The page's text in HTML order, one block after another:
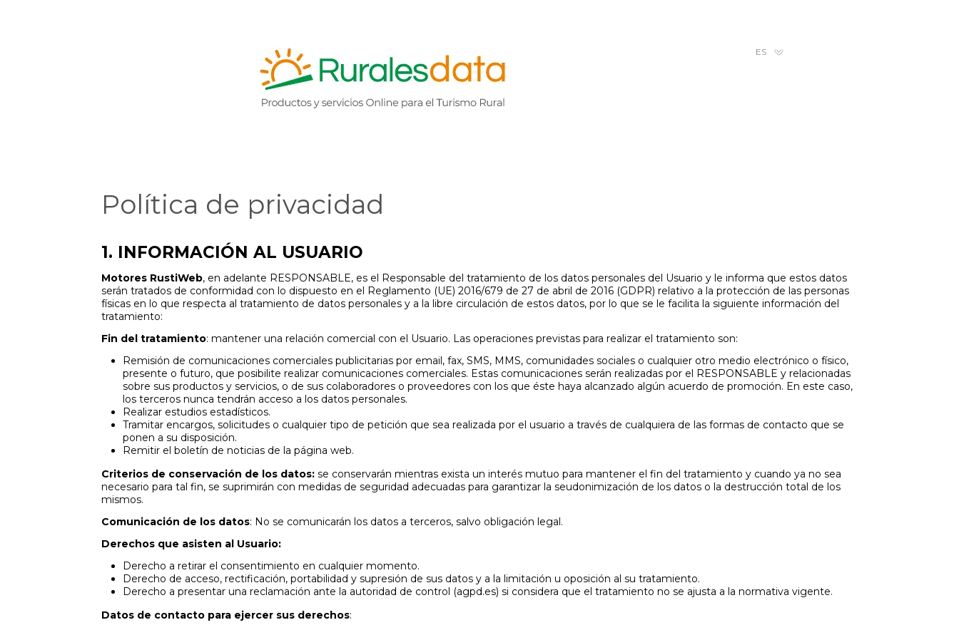
ES
Política de privacidad
1. INFORMACIÓN AL USUARIO
Motores RustiWeb, en adelante RESPONSABLE, es el Responsable del tratamiento de los datos personales del Usuario y le informa que estos datos
serán tratados de conformidad con lo dispuesto en el Reglamento (UE) 2016/679 de 27 de abril de 2016 (GDPR) relativo a la protección de las personas
físicas en lo que respecta al tratamiento de datos personales y a la libre circulación de estos datos, por lo que se le facilita la siguiente información del
tratamiento:
Fin del tratamiento: mantener una relación comercial con el Usuario. Las operaciones previstas para realizar el tratamiento son:
Remisión de comunicaciones comerciales publicitarias por email, fax, SMS, MMS, comunidades sociales o cualquier otro medio electrónico o físico,
presente o futuro, que posibilite realizar comunicaciones comerciales. Estas comunicaciones serán realizadas por el RESPONSABLE y relacionadas
sobre sus productos y servicios, o de sus colaboradores o proveedores con los que éste haya alcanzado algún acuerdo de promoción. En este caso,
los terceros nunca tendrán acceso a los datos personales.
Realizar estudios estadísticos.
Tramitar encargos, solicitudes o cualquier tipo de petición que sea realizada por el usuario a través de cualquiera de las formas de contacto que se
ponen a su disposición.
Remitir el boletín de noticias de la página web.
Criterios de conservación de los datos: se conservarán mientras exista un interés mutuo para mantener el fin del tratamiento y cuando ya no sea
necesario para tal fin, se suprimirán con medidas de seguridad adecuadas para garantizar la seudonimización de los datos o la destrucción total de los
mismos.
Comunicación de los datos: No se comunicarán los datos a terceros, salvo obligación legal.
Derechos que asisten al Usuario:
Derecho a retirar el consentimiento en cualquier momento.
Derecho de acceso, rectificación, portabilidad y supresión de sus datos y a la limitación u oposición al su tratamiento.
Derecho a presentar una reclamación ante la autoridad de control (agpd.es) si considera que el tratamiento no se ajusta a la normativa vigente.
Datos de contacto para ejercer sus derechos: